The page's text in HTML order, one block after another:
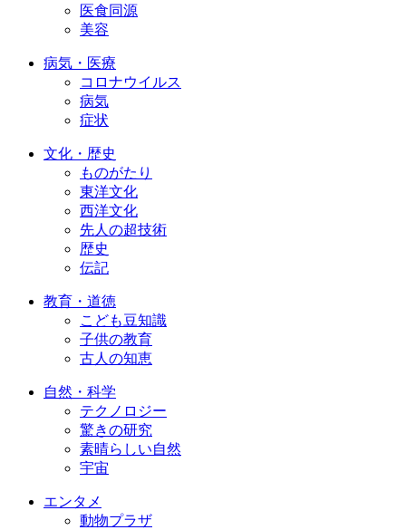
医食同源
美容
病気・医療
コロナウイルス
病気
症状
文化・歴史
ものがたり
東洋文化
西洋文化
先人の超技術
歴史
伝記
教育・道徳
こども豆知識
子供の教育
古人の知恵
自然・科学
テクノロジー
驚きの研究
素晴らしい自然
宇宙
エンタメ
動物プラザ